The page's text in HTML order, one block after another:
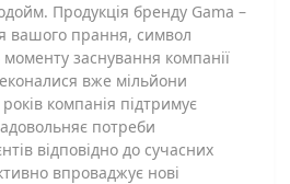
Продукція бренду Gama –
вашого прання, символ
моменту заснування компанії
вже мільйони
компанія підтримує
потреби
відповідно до сучасних
впроваджує нові